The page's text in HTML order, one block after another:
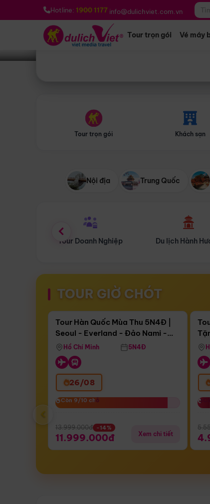
Hotline: 1900 1177 info@dulichviet.com.vn
Tour trọn gói Vé máy
Bạn muốn đi đâu? *
Tour trọn gói Khách sạn
Nội địa Trung Quốc
Du lịch Hành Hương Tour Hoa Anh
TOUR GIỜ CHÓT
Còn17 ngày 15:22:12
Bay Sun Phuquoc Airways
Điểm nổi bật
Tour Hàn Quốc Mùa Thu 5N4Đ |
Seoul - Everland - Đảo Nami -
Tháp Namsan (Bay Sun Phuquoc
Airways)
Hồ Chí Minh 5N4Đ
26/08
Còn 9/10 chỗ
Còn 9/10 chỗ
13.999.000đ -14%
11.999.000đ Xem chi tiết
‹